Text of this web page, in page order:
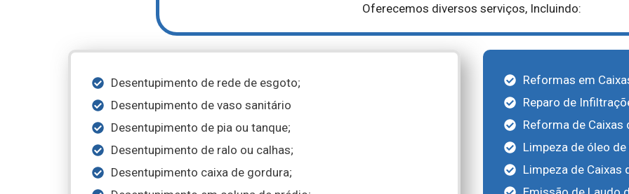
Oferecemos diversos serviços, Incluindo:
Desentupimento de rede de esgoto;
Desentupimento de vaso sanitário
Desentupimento de pia ou tanque;
Desentupimento de ralo ou calhas;
Desentupimento caixa de gordura;
Reformas em
Reparo de
Reforma de Caixas
Limpeza de óleo
Limpeza de Caixas